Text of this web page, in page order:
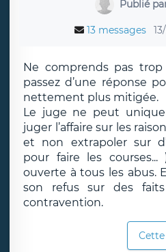
Publié
13 messages
Ne comprends pas
passez d’une réponse
nettement plus mitigée.
Le juge ne peut
juger l’affaire sur les
et non extrapoler sur
pour faire les
ouverte à tous les abus.
son refus sur des
contravention.